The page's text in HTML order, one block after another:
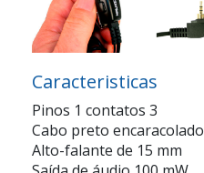
Caracteristicas
Pinos 1 contatos 3
Cabo preto encaracolado
Alto-falante de 15 mm